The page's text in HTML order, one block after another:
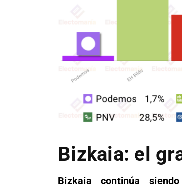
Bizkaia: el
Bizkaia continúa